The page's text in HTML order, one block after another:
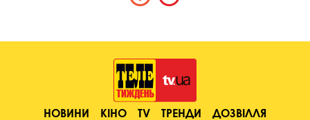
НОВИНИ КІНО TV ТРЕНДИ
ДОЗВІЛЛЯ